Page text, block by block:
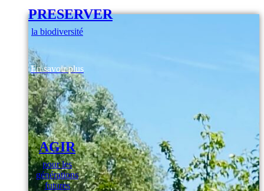
PRESERVER
la biodiversité
En savoir plus
AGIR
pour les
générations
futures